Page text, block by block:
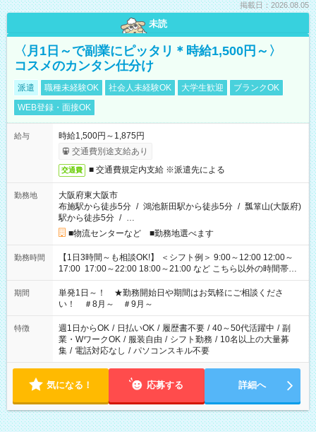
掲載日：2026.08.05
未読
〈月1日～で副業にピッタリ＊時給1,500円～〉
コスメのカンタン仕分け
派遣 職種未経験OK 社会人未経験OK 大学生歓迎
ブランクOK
WEB登録・面接OK
給与
時給1,500円～1,875円
交通費別途支給あり
交通費 ■ 交通費規定内支給 ※派遣先による
勤務地
大阪府東大阪市
布施駅から徒歩5分 / 鴻池新田駅から徒歩5分 / 瓢箪山(大阪府)
駅から徒歩5分 / …
■物流センターなど ■勤務地選べます
勤務時間
【1日3時間～も相談OK!】 ＜シフト例＞ 9:00～12:00 12:00～
17:00 17:00～22:00 18:00～21:00 など こちら以外の時間帯も
お気軽にご相談ください！
期間
単発1日～！ ★勤務開始日や期間はお気軽にご相談くださ
い！ ＃8月～ ＃9月～
特徴 週1日からOK / 日払いOK / 履歴書不要 / 40～50代活躍中 / 副
業・WワークOK / 服装自由 / シフト勤務 / 10名以上の大量募
集 / 電話対応なし / パソコンスキル不要
気になる！ 応募する 詳細へ